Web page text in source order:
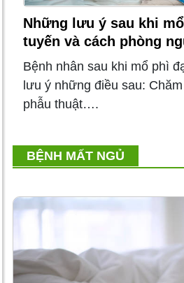
Những lưu ý sau khi
tuyến và cách phòng
Bệnh nhân sau khi mổ phì
lưu ý những điều sau:
phẫu thuật….
BỆNH MẤT NGỦ